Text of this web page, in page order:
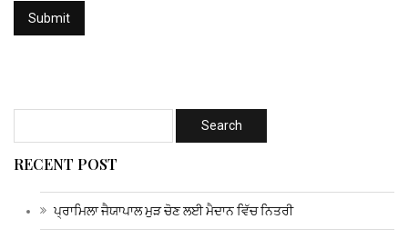
RECENT POST
ਪ੍ਰਾਮਿਲਾ ਜੈਯਾਪਾਲ ਮੁੜ ਚੋਣ ਲਈ ਮੈਦਾਨ ਵਿੱਚ ਨਿਤਰੀ